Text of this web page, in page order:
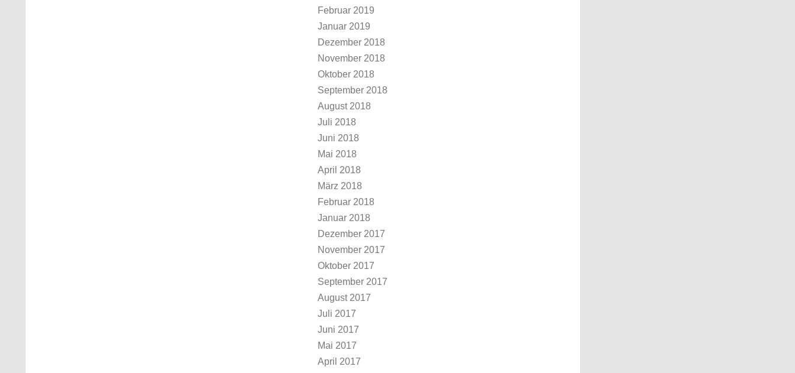
Februar 2019
Januar 2019
Dezember 2018
November 2018
Oktober 2018
September 2018
August 2018
Juli 2018
Juni 2018
Mai 2018
April 2018
März 2018
Februar 2018
Januar 2018
Dezember 2017
November 2017
Oktober 2017
September 2017
August 2017
Juli 2017
Juni 2017
Mai 2017
April 2017